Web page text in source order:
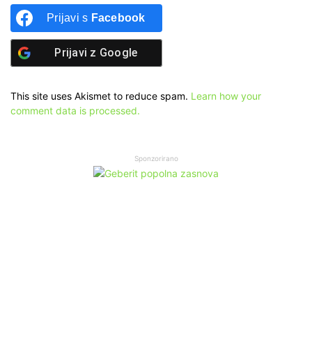
Prijavi s Facebook
Prijavi z Google
This site uses Akismet to reduce spam. Learn how your
comment data is processed.
Sponzorirano